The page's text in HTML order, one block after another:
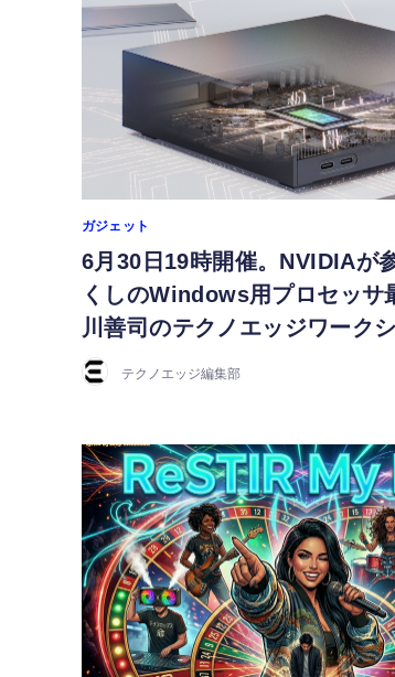
ガジェット
6月30日19時開催。NVIDIAが
くしのWindows用プロセッサ
川善司のテクノエッジワーク
テクノエッジ編集部